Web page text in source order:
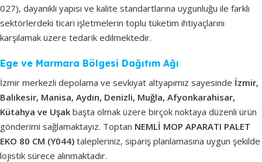
027), dayanıklı yapısı ve kalite standartlarına uygunluğu ile farklı
sektörlerdeki ticari işletmelerin toplu tüketim ihtiyaçlarını
karşılamak üzere tedarik edilmektedir.
Ege ve Marmara Bölgesi Dağıtım Ağı
İzmir merkezli depolama ve sevkiyat altyapımız sayesinde İzmir,
Balıkesir, Manisa, Aydın, Denizli, Muğla, Afyonkarahisar,
Kütahya ve Uşak başta olmak üzere birçok noktaya düzenli ürün
gönderimi sağlamaktayız. Toptan NEMLİ MOP APARATI PALET
EKO 80 CM (Y044) talepleriniz, sipariş planlamasına uygun şekilde
lojistik sürece alınmaktadır.